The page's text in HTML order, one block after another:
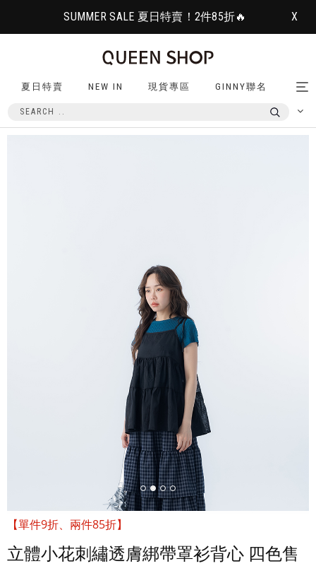
SUMMER SALE 夏日特賣！2件85折🔥 X
夏日特賣 NEW IN 現貨專區 GINNY聯名
【單件9折、兩件85折】
立體小花刺繡透膚綁帶罩衫背心 四色售